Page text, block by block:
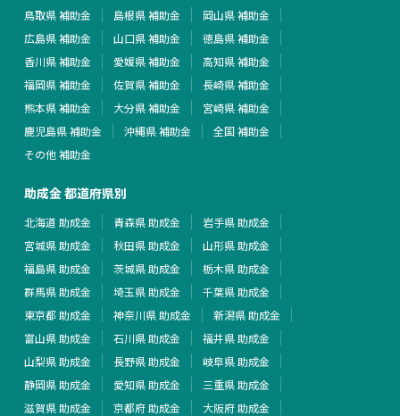
鳥取県 補助金
島根県 補助金
岡山県 補助金
広島県 補助金
山口県 補助金
徳島県 補助金
香川県 補助金
愛媛県 補助金
高知県 補助金
福岡県 補助金
佐賀県 補助金
長崎県 補助金
熊本県 補助金
大分県 補助金
宮崎県 補助金
鹿児島県 補助金
沖縄県 補助金
全国 補助金
その他 補助金
助成金 都道府県別
北海道 助成金 青森県 助成金
岩手県 助成金
宮城県 助成金
秋田県 助成金
山形県 助成金
福島県 助成金
茨城県 助成金
栃木県 助成金
群馬県 助成金
埼玉県 助成金
千葉県 助成金
東京都 助成金
神奈川県 助成金
新潟県 助成金
富山県 助成金
石川県 助成金
福井県 助成金
山梨県 助成金
長野県 助成金
岐阜県 助成金
静岡県 助成金
愛知県 助成金
三重県 助成金
滋賀県 助成金
京都府 助成金
大阪府 助成金